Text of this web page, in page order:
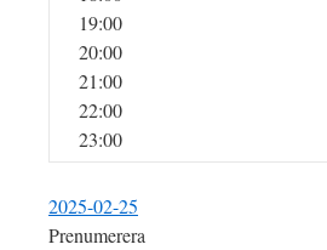
19:00
20:00
21:00
22:00
23:00
2025-02-25
Prenumerera